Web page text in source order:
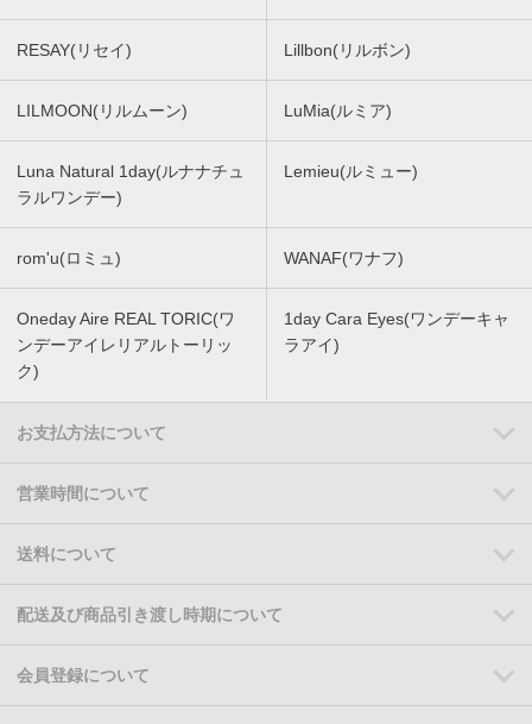
RESAY(リセイ) Lillbon(リルボン)
LILMOON(リルムーン) LuMia(ルミア)
Luna Natural 1day(ルナナチュ
ラルワンデー)
Lemieu(ルミュー)
rom'u(ロミュ) WANAF(ワナフ)
Oneday Aire REAL TORIC(ワ
ンデーアイレリアルトーリッ
ク)
1day Cara Eyes(ワンデーキャ
ラアイ)
お支払方法について
営業時間について
送料について
配送及び商品引き渡し時期について
会員登録について